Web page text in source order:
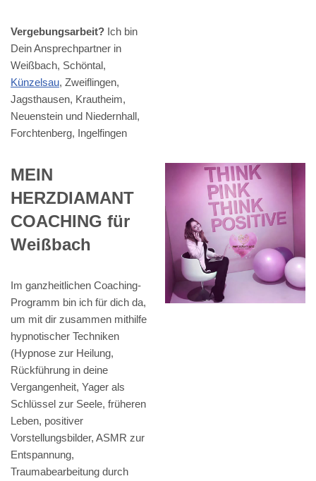
Vergebungsarbeit? Ich bin
Dein Ansprechpartner in
Weißbach, Schöntal,
Künzelsau, Zweiflingen,
Jagsthausen, Krautheim,
Neuenstein und Niedernhall,
Forchtenberg, Ingelfingen
MEIN
HERZDIAMANT
COACHING für
Weißbach
Im ganzheitlichen Coaching-
Programm bin ich für dich da,
um mit dir zusammen mithilfe
hypnotischer Techniken
(Hypnose zur Heilung,
Rückführung in deine
Vergangenheit, Yager als
Schlüssel zur Seele, früheren
Leben, positiver
Vorstellungsbilder, ASMR zur
Entspannung,
Traumabearbeitung durch